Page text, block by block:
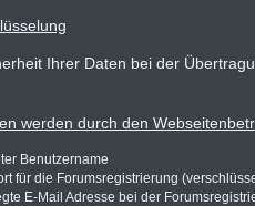
Ihrer Daten bei der
werden durch den
Benutzername
für die Forumsregistrierung
E-Mail Adresse bei der